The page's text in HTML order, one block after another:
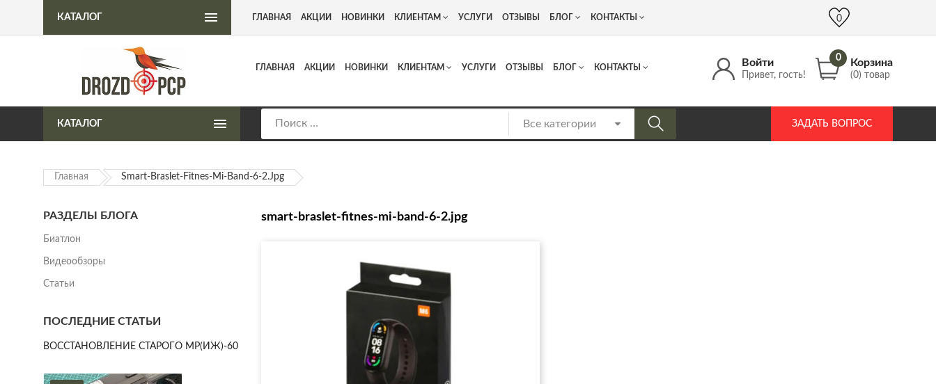
Интернет-магазин пневматического оружия Адрес: г. Москва, Люберцы, Котельнический проезд 13 +7 (917) 537 17 16 info@DrozdPcp.ru
Войти
Привет, гость!
0 Корзина
(0) товар
ГЛАВНАЯ АКЦИИ НОВИНКИ КЛИЕНТАМ УСЛУГИ ОТЗЫВЫ БЛОГ КОНТАКТЫ
КАТАЛОГ ЗАДАТЬ ВОПРОС
КАТАЛОГ ГЛАВНАЯ АКЦИИ НОВИНКИ КЛИЕНТАМ УСЛУГИ ОТЗЫВЫ БЛОГ КОНТАКТЫ 0
Главная Smart-Braslet-Fitnes-Mi-Band-6-2.jpg
smart-braslet-fitnes-mi-band-6-2.jpg
РАЗДЕЛЫ БЛОГА
Биатлон
Видеообзоры
Статьи
ПОСЛЕДНИЕ СТАТЬИ
ВОССТАНОВЛЕНИЕ СТАРОГО МР(ИЖ)-60